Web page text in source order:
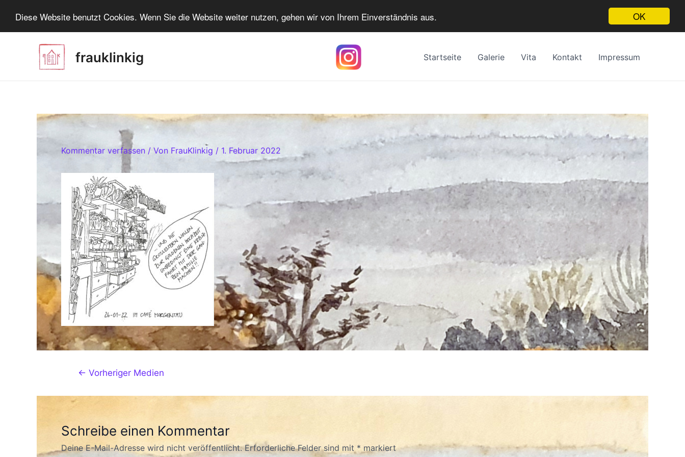
OK
Diese Website benutzt Cookies. Wenn Sie die Website weiter nutzen, gehen wir von Ihrem Einverständnis aus.
Inhalt
springen
frauklinkig Startseite Galerie Vita Kontakt Impressum
Kommentar verfassen / Von FrauKlinkig / 1. Februar 2022
← Vorheriger Medien
Schreibe einen Kommentar
Deine E-Mail-Adresse wird nicht veröffentlicht. Erforderliche Felder sind mit * markiert